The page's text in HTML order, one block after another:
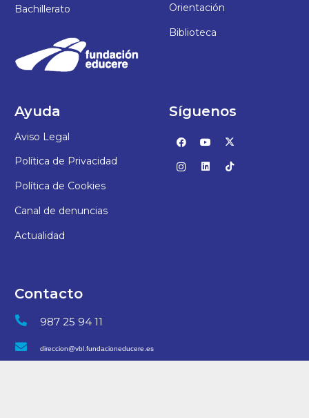
Bachillerato
Orientación
Biblioteca
Ayuda
Aviso Legal
Política de Privacidad
Política de Cookies
Canal de denuncias
Actualidad
Síguenos
Contacto
987 25 94 11
direccion@vbl.fundacioneducere.es